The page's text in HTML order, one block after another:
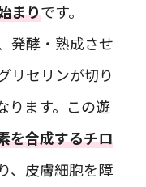
まりです。
発酵・熟成させ
リセリンが切り
ります。この遊
を合成するチロ
、皮膚細胞を障